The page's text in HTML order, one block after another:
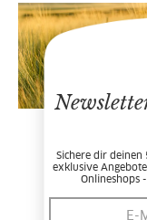
Sichere dir deinen
exklusive
Onlineshops